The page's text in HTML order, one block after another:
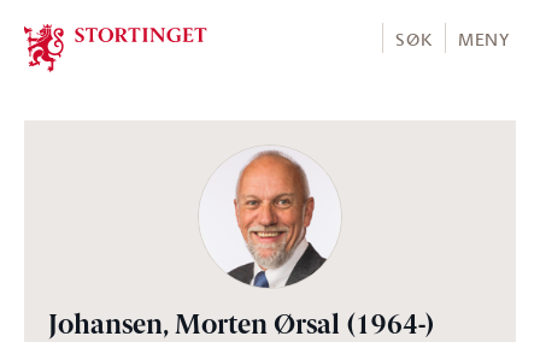
Stortinget.no
SØK MENY
Johansen, Morten Ørsal (1964-)